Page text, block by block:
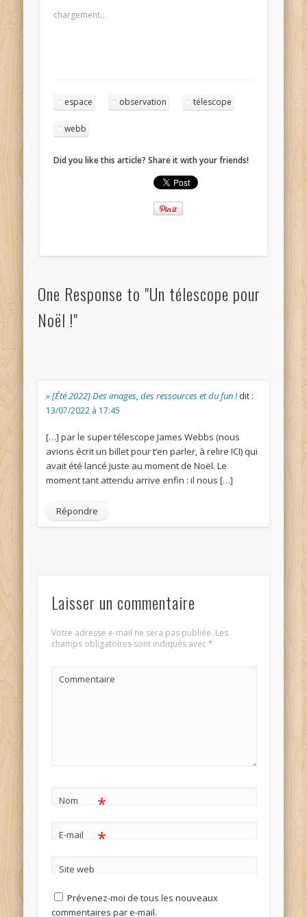
chargement…
espace observation télescope
webb
Did you like this article? Share it with your friends!
One Response to "Un télescope pour
Noël !"
» [Été 2022] Des images, des ressources et du fun ! dit :
13/07/2022 à 17:45
[…] par le super télescope James Webbs (nous
avions écrit un billet pour t’en parler, à relire ICI) qui
avait été lancé juste au moment de Noël. Le
moment tant attendu arrive enfin : il nous […]
Répondre
Laisser un commentaire
Votre adresse e-mail ne sera pas publiée. Les
champs obligatoires sont indiqués avec*
Commentaire
Nom *
E-mail *
Site web
Prévenez-moi de tous les nouveaux
commentaires par e-mail.